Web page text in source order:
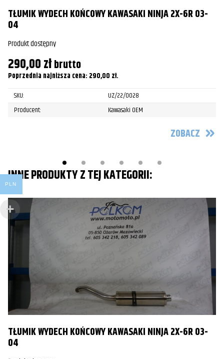
TŁUMIK WYDECH KOŃCOWY KAWASAKI NINJA 2X-6R 03-
04
Produkt dostępny
290,00złbrutto
Poprzednia najniższa cena: 290,00 zł.
SKU:
UZ/22/0028
Producent:
Kawasaki OEM
ZOBACZ
INNE PRODUKTY Z TEJ KATEGORII:
TŁUMIK WYDECH KOŃCOWY KAWASAKI NINJA 2X-6R 03-
04
PLN